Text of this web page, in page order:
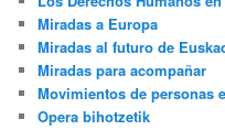
Miradas a Europa
Miradas al futuro de
Miradas para acompañar
Movimientos de personas
Opera bihotzetik